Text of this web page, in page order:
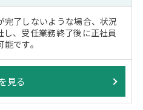
了しないような場合、状況
、受任業務終了後に正社員
です。
見る